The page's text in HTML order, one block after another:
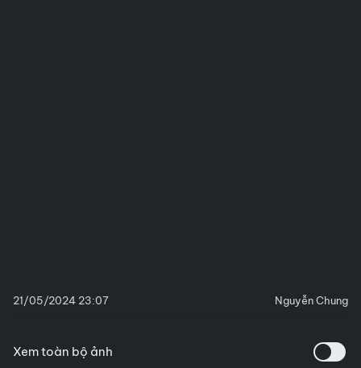
21/05/2024 23:07 Nguyễn Chung
Xem toàn bộ ảnh